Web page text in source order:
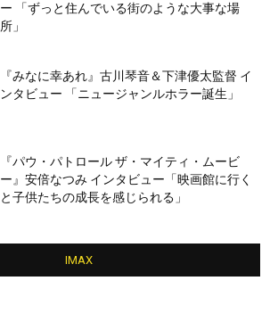
ー 「ずっと住んでいる街のような大事な場
所」
『みなに幸あれ』古川琴音＆下津優太監督 イ
ンタビュー 「ニュージャンルホラー誕生」
『パウ・パトロール ザ・マイティ・ムービ
ー』安倍なつみ インタビュー「映画館に行く
と子供たちの成長を感じられる」
IMAX